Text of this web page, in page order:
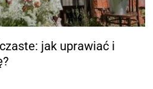
jak uprawiać i